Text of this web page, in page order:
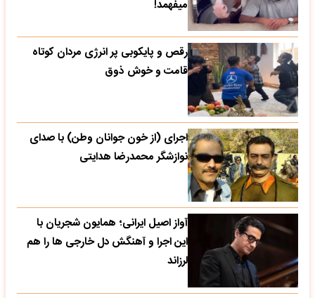
میفهمد!
رقص و پایکوبی پر انرژی مردان کوتاه
قامت و خوش ذوق
اجرای (از خون جوانان وطن) با صدای
نوازشگر محمدرضا هدایتی
آواز اصیل ایرانی؛ همایون شجریان با
این اجرا و آهنگش دل خارجی ها را هم
لرزاند